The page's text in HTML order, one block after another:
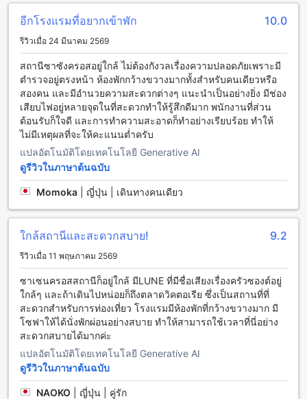
เดี่ยวสองเตียง, รวมถึงห้อง Family Suite ขนาดใหญ่ 50 ตาราง
เมตร ที่สามารถรองรับครอบครัวได้อย่างสะดวกสบาย อีกทั้งยังมี
ระดับพรีเมียมอย่าง Executive Queen Suite และ DOUBLE
Executive Queen Suite ที่มอบความหรูหราและความสะดวก
สบายสูงสุดให้กับผู้เข้าพัก การจองห้องพักผ่าน Agoda จะทำให้คุณ
ได้รับราคาที่ดีที่สุด พร้อมประสบการณ์จองที่ง่ายและไร้ความยุ่ง
ยาก เพื่อการพักผ่อนที่สมบูรณ์แบบในเมืองเมลเบิร์น
เขตศูนย์กลางธุรกิจเมลเบิร์น: ศูนย์กลางของธุรกิจและการเรียนรู้
ในเมลเบิร์น, ออสเตรเลีย
เมลเบิร์นเป็นเมืองที่มีเขตศูนย์กลางธุรกิจที่เต็มไปด้วยความ
คล้ายคลึงกับนครในระดับโลก โดยเขตศูนย์กลางธุรกิจเมลเบิร์น
เป็นศูนย์กลางของการธุรกิจและการเรียนรู้ในเมลเบิร์น มีสถานที่
ที่สำคัญอย่างมากที่ตั้งอยู่ใกล้ๆ โรงแรมแอตแลนทิส เมลเบิร์น ซึ่ง
เยือนเมลเบิร์น
เขตศูนย์กลางธุรกิจเมลเบิร์นเต็มไปด้วยสถานที่สำคัญทางธุรกิจ
เช่น ศูนย์การประชุมและแสดงสินค้าเมลเบิร์น (Melbourne
Convention and Exhibition Centre) ที่เป็นสถานที่จัดงานและ
ประชุมขนาดใหญ่ นอกจากนี้ยังมีศูนย์การค้าที่ใหญ่ที่สุดในเมล
เบิร์น คือ ศูนย์การค้าและบันเทิงเคราะห์ทอง (Crown
Entertainment Complex) ที่มีร้านค้าหลากหลาย ร้านอาหาร โรง
ภาพยนตร์ และคาสิโน
นอกจากนี้ยังมีสถานที่ศึกษาที่สำคัญอย่างมากในเขตศูนย์กลาง
ธุรกิจเมลเบิร์น เช่น มหาวิทยาลัยมอนัช (Monash University)
และมหาวิทยาลัยเมลเบิร์น (University of Melbourne) ที่เป็นที่
รู้จักในระดับโลก นักศึกษาที่มาเยือนเมลเบิร์นสามารถเลือกที่จะพัก
อีกโรงแรมที่อยากเข้าพัก 10.0
รีวิวเมื่อ 24 มีนาคม 2569
สถานีซาซังครอสอยู่ใกล้ ไม่ต้องกังวลเรื่องความปลอดภัยเพราะมี
ตำรวจอยู่ตรงหน้า ห้องพักกว้างขวางมากทั้งสำหรับคนเดียวหรือ
สองคน และมีอำนวยความสะดวกต่างๆ แนะนำเป็นอย่างยิ่ง มีช่อง
เสียบไฟอยู่หลายจุดในที่สะดวกทำให้รู้สึกดีมาก พนักงานที่ส่วน
ต้อนรับก็ใจดี และการทำความสะอาดก็ทำอย่างเรียบร้อย ทำให้
ไม่มีเหตุผลที่จะให้คะแนนต่ำครับ
แปลอัตโนมัติโดยเทคโนโลยี Generative AI
ดูรีวิวในภาษาต้นฉบับ
Momoka ญี่ปุ่น | เดินทางคนเดียว
ใกล้สถานีและสะดวกสบาย! 9.2
รีวิวเมื่อ 11 พฤษภาคม 2569
ซาเซนครอสสถานีก็อยู่ใกล้ มีLUNE ที่มีชื่อเสียงเรื่องครัวซองต์อยู่
ใกล้ๆ และถ้าเดินไปหน่อยก็ถึงตลาดวิคตอเรีย ซึ่งเป็นสถานที่ที่
สะดวกสำหรับการท่องเที่ยว โรงแรมมีห้องพักที่กว้างขวางมาก มี
โซฟาให้ได้นั่งพักผ่อนอย่างสบาย ทำให้สามารถใช้เวลาที่นี่อย่าง
สะดวกสบายได้มากค่ะ
แปลอัตโนมัติโดยเทคโนโลยี Generative AI
ดูรีวิวในภาษาต้นฉบับ
NAOKO ญี่ปุ่น | คู่รัก